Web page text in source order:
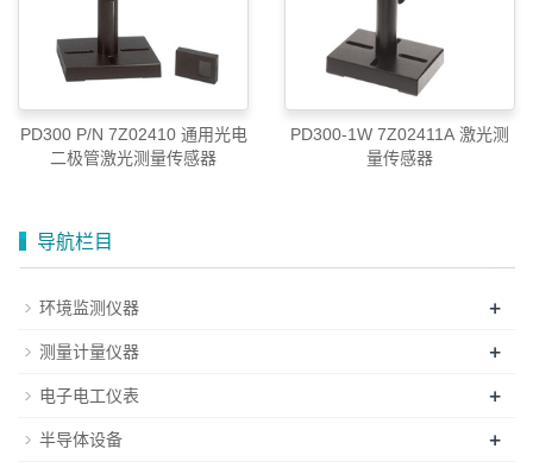
PD300 P/N 7Z02410 通用光电
二极管激光测量传感器
PD300-1W 7Z02411A 激光测
量传感器
导航栏目
环境监测仪器 +
测量计量仪器 +
电子电工仪表 +
半导体设备 +